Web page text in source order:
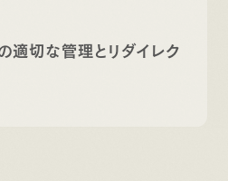
適切な管理とリダイレク